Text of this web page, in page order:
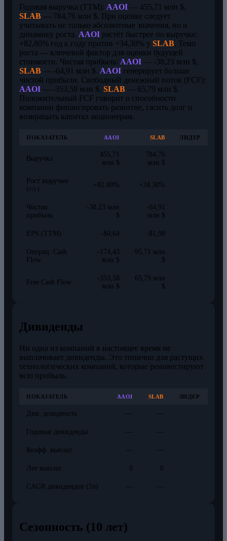
Годовая выручка (TTM): AAOI — 455,71 млн $,
SLAB — 784,76 млн $. При оценке следует
учитывать не только абсолютные значения, но и
динамику роста. AAOI растёт быстрее по выручке:
+82,80% год к году против +34,30% у SLAB. Темп
роста — ключевой фактор для оценки будущей
стоимости. Чистая прибыль: AAOI — -38,23 млн $,
SLAB — -64,91 млн $. AAOI генерирует больше
чистой прибыли. Свободный денежный поток (FCF):
AAOI — -353,58 млн $, SLAB — 65,79 млн $.
Положительный FCF говорит о способности
компании финансировать развитие, гасить долг и
возвращать капитал акционерам.
ПОКАЗАТЕЛЬ AAOI SLAB ЛИДЕР
Выручка
455,71
млн $
784,76
млн $
Рост выручки
(г/г)
+82.80% +34.30%
Чистая
прибыль
-38,23 млн
$
-64,91
млн $
EPS (TTM) -$0,64 -$1,98
Операц. Cash
Flow
-174,43
млн $
95,71 млн
$
Free Cash Flow
-353,58
млн $
65,79 млн
$
Дивиденды
Ни одна из компаний в настоящее время не
выплачивает дивиденды. Это типично для растущих
технологических компаний, которые реинвестируют
всю прибыль.
ПОКАЗАТЕЛЬ AAOI SLAB ЛИДЕР
Див. доходность — —
Годовые дивиденды — —
Коэфф. выплат — —
Лет выплат 0 0
CAGR дивидендов (5л) — —
Сезонность (10 лет)